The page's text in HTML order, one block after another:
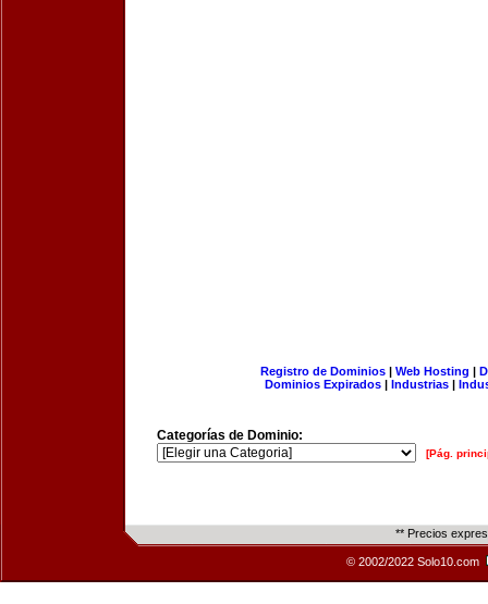
Registro de Dominios| Web Hosting |
Dominios Expirados | Industrias |
Categorías de Dominio:
[Pág.
** Precios
© 2002/2022 Solo10.com